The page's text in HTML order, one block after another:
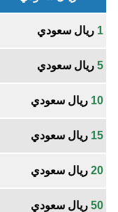
1 ريال سعودي
5 ريال سعودي
10 ريال سعودي
15 ريال سعودي
20 ريال سعودي
50 ريال سعودي